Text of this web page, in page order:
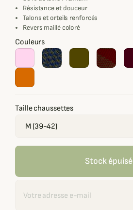
Résistance et douceur
Talons et orteils renforcés
Revers maillé coloré
Couleurs
Taille chaussettes
Stock épuisé